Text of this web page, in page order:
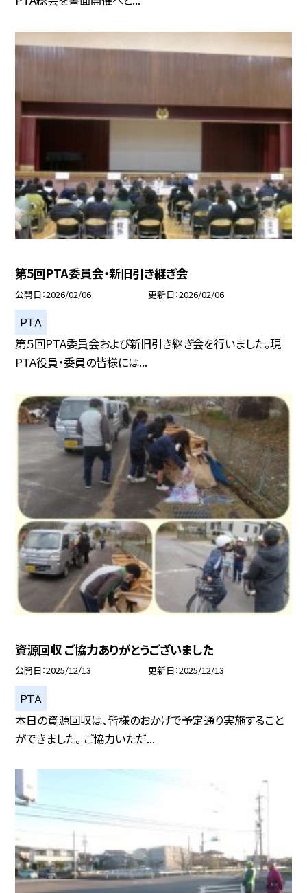
第5回PTA委員会・新旧引き継ぎ会
公開日 2026/02/06 更新日 2026/02/06
ＰＴＡ
第５回PTA委員会および新旧引き継ぎ会を行いました。現
PTA役員・委員の皆様には...
資源回収 ご協力ありがとうございました
公開日 2025/12/13 更新日 2025/12/13
ＰＴＡ
本日の資源回収は、皆様のおかげで予定通り実施すること
ができました。 ご協力いただ...